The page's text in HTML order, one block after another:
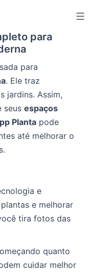
para
para
. Ele traz
jardins. Assim,
seus espaços
Planta pode
até melhorar o
e
e melhorar
tira fotos das
quanto
cuidar melhor